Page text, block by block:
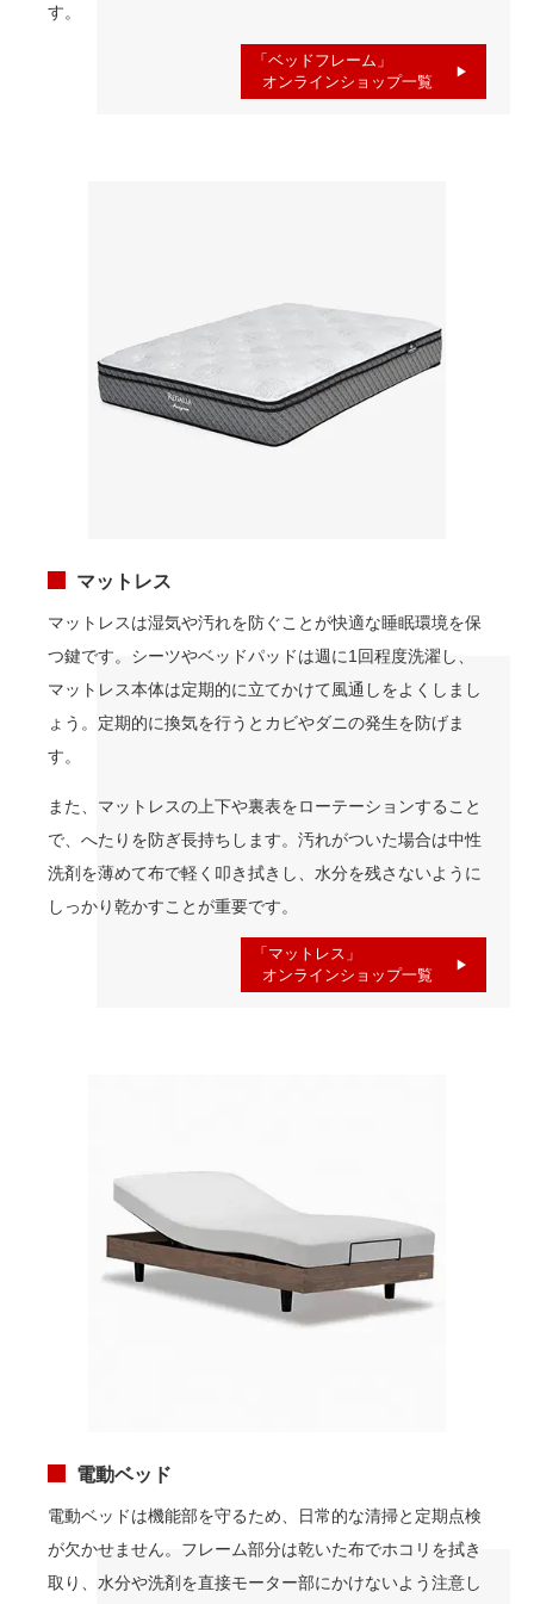
す。
「ベッドフレーム」
オンラインショップ一覧
マットレス
マットレスは湿気や汚れを防ぐことが快適な睡眠環境を保
つ鍵です。シーツやベッドパッドは週に1回程度洗濯し、
マットレス本体は定期的に立てかけて風通しをよくしまし
ょう。定期的に換気を行うとカビやダニの発生を防げま
す。
また、マットレスの上下や裏表をローテーションすること
で、へたりを防ぎ長持ちします。汚れがついた場合は中性
洗剤を薄めて布で軽く叩き拭きし、水分を残さないように
しっかり乾かすことが重要です。
「マットレス」
オンラインショップ一覧
電動ベッド
電動ベッドは機能部を守るため、日常的な清掃と定期点検
が欠かせません。フレーム部分は乾いた布でホコリを拭き
取り、水分や洗剤を直接モーター部にかけないよう注意し